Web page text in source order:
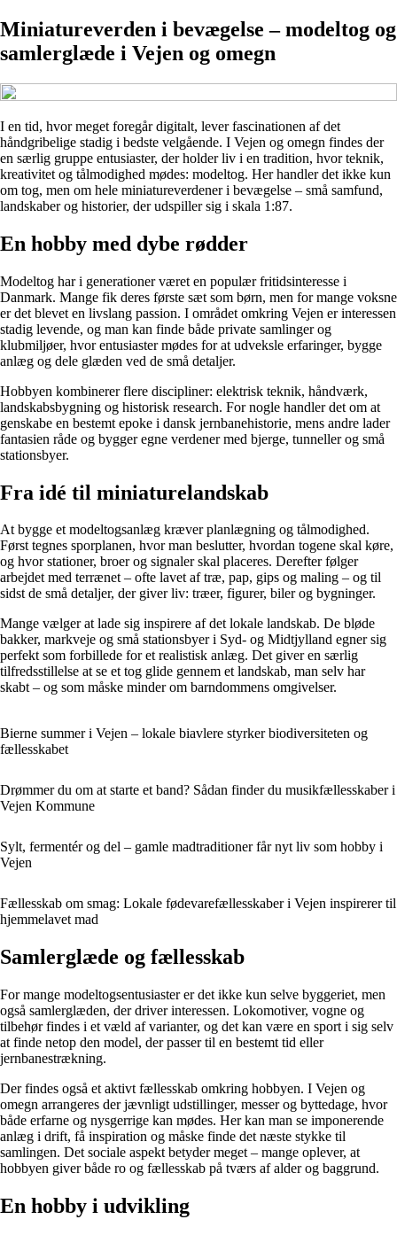
Miniatureverden i bevægelse – modeltog og
samlerglæde i Vejen og omegn
I en tid, hvor meget foregår digitalt, lever fascinationen af det
håndgribelige stadig i bedste velgående. I Vejen og omegn findes der
en særlig gruppe entusiaster, der holder liv i en tradition, hvor teknik,
kreativitet og tålmodighed mødes: modeltog. Her handler det ikke kun
om tog, men om hele miniatureverdener i bevægelse – små samfund,
landskaber og historier, der udspiller sig i skala 1:87.
En hobby med dybe rødder
Modeltog har i generationer været en populær fritidsinteresse i
Danmark. Mange fik deres første sæt som børn, men for mange voksne
er det blevet en livslang passion. I området omkring Vejen er interessen
stadig levende, og man kan finde både private samlinger og
klubmiljøer, hvor entusiaster mødes for at udveksle erfaringer, bygge
anlæg og dele glæden ved de små detaljer.
Hobbyen kombinerer flere discipliner: elektrisk teknik, håndværk,
landskabsbygning og historisk research. For nogle handler det om at
genskabe en bestemt epoke i dansk jernbanehistorie, mens andre lader
fantasien råde og bygger egne verdener med bjerge, tunneller og små
stationsbyer.
Fra idé til miniaturelandskab
At bygge et modeltogsanlæg kræver planlægning og tålmodighed.
Først tegnes sporplanen, hvor man beslutter, hvordan togene skal køre,
og hvor stationer, broer og signaler skal placeres. Derefter følger
arbejdet med terrænet – ofte lavet af træ, pap, gips og maling – og til
sidst de små detaljer, der giver liv: træer, figurer, biler og bygninger.
Mange vælger at lade sig inspirere af det lokale landskab. De bløde
bakker, markveje og små stationsbyer i Syd- og Midtjylland egner sig
perfekt som forbillede for et realistisk anlæg. Det giver en særlig
tilfredsstillelse at se et tog glide gennem et landskab, man selv har
skabt – og som måske minder om barndommens omgivelser.
Bierne summer i Vejen – lokale biavlere styrker biodiversiteten og
fællesskabet
Drømmer du om at starte et band? Sådan finder du musikfællesskaber i
Vejen Kommune
Sylt, fermentér og del – gamle madtraditioner får nyt liv som hobby i
Vejen
Fællesskab om smag: Lokale fødevarefællesskaber i Vejen inspirerer til
hjemmelavet mad
Samlerglæde og fællesskab
For mange modeltogsentusiaster er det ikke kun selve byggeriet, men
også samlerglæden, der driver interessen. Lokomotiver, vogne og
tilbehør findes i et væld af varianter, og det kan være en sport i sig selv
at finde netop den model, der passer til en bestemt tid eller
jernbanestrækning.
Der findes også et aktivt fællesskab omkring hobbyen. I Vejen og
omegn arrangeres der jævnligt udstillinger, messer og byttedage, hvor
både erfarne og nysgerrige kan mødes. Her kan man se imponerende
anlæg i drift, få inspiration og måske finde det næste stykke til
samlingen. Det sociale aspekt betyder meget – mange oplever, at
hobbyen giver både ro og fællesskab på tværs af alder og baggrund.
En hobby i udvikling